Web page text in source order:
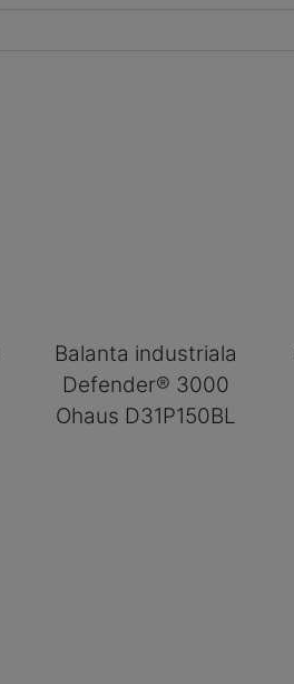
Balanta industriala
Defender® 3000
Ohaus D31P150BL